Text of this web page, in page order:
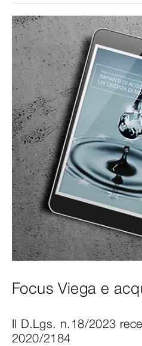
Focus Viega e
Il D.Lgs. n.18/2023
2020/2184